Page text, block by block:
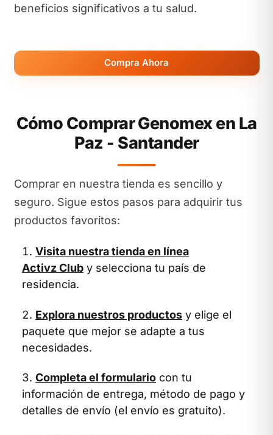
beneficios significativos a tu salud.
Compra Ahora
Cómo Comprar Genomex en La
Paz - Santander
Comprar en nuestra tienda es sencillo y
seguro. Sigue estos pasos para adquirir tus
productos favoritos:
Visita nuestra tienda en línea
Activz Club y selecciona tu país de
residencia.
Explora nuestros productos y elige el
paquete que mejor se adapte a tus
necesidades.
Completa el formulario con tu
información de entrega, método de pago y
detalles de envío (el envío es gratuito).